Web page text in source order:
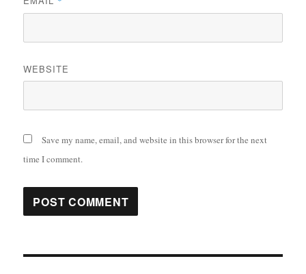
WEBSITE
Save my name, email, and website in this browser for the next
time I comment.